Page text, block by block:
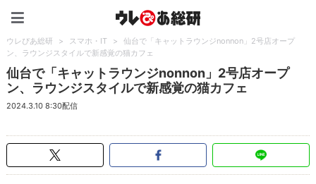
ウレぴあ総研 > スマホ・IT >
仙台で「キャットラウンジnonnon」2号店オープ
ン、ラウンジスタイルで新感覚の猫カフェ
仙台で「キャットラウンジnonnon」2号店オープ
ン、ラウンジスタイルで新感覚の猫カフェ
2024.3.10 8:30配信